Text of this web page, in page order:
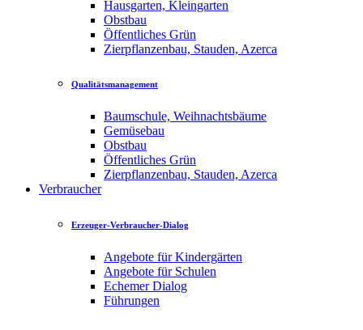
Hausgarten, Kleingarten
Obstbau
Öffentliches Grün
Zierpflanzenbau, Stauden, Azerca
Qualitätsmanagement
Baumschule, Weihnachtsbäume
Gemüsebau
Obstbau
Öffentliches Grün
Zierpflanzenbau, Stauden, Azerca
Verbraucher
Erzeuger-Verbraucher-Dialog
Angebote für Kindergärten
Angebote für Schulen
Echemer Dialog
Führungen